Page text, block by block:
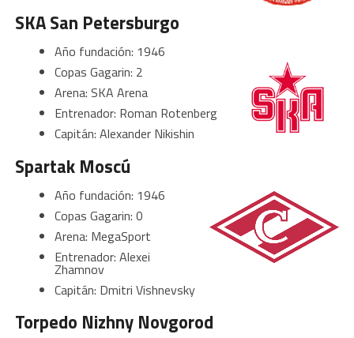
SKA San Petersburgo
Año fundación: 1946
Copas Gagarin: 2
Arena: SKA Arena
Entrenador: Roman Rotenberg
Capitán: Alexander Nikishin
Spartak Moscú
Año fundación: 1946
Copas Gagarin: 0
Arena: MegaSport
Entrenador: Alexei
Zhamnov
Capitán: Dmitri Vishnevsky
Torpedo Nizhny Novgorod